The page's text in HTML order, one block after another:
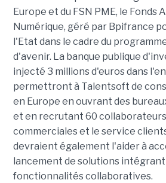
Europe et du FSN PME, le Fonds
Numérique, géré par Bpifrance
l'Etat dans le cadre du
d'avenir. La banque publique
injecté 3 millions d'euros dans
permettront à Talentsoft de
en Europe en ouvrant des
et en recrutant 60
commerciales et le service
devraient également l'aider à
lancement de solutions intégrant
fonctionnalités collaboratives.